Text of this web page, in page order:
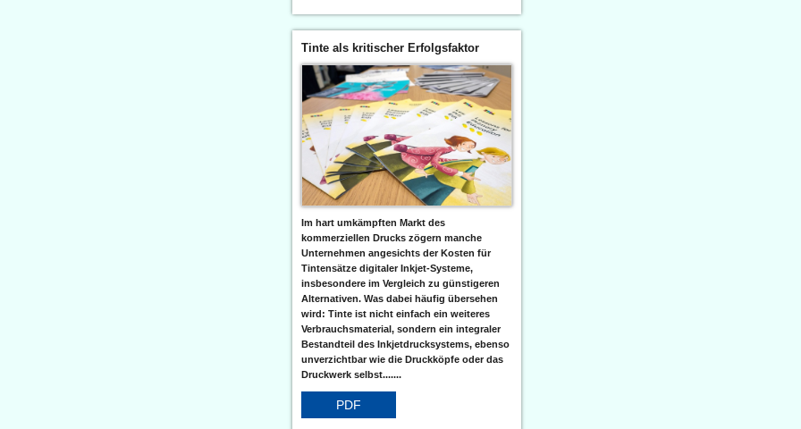
Tinte als kritischer Erfolgsfaktor
Im hart umkämpften Markt des
kommerziellen Drucks zögern manche
Unternehmen angesichts der Kosten für
Tintensätze digitaler Inkjet-Systeme,
insbesondere im Vergleich zu günstigeren
Alternativen. Was dabei häufig übersehen
wird: Tinte ist nicht einfach ein weiteres
Verbrauchsmaterial, sondern ein integraler
Bestandteil des Inkjetdrucksystems, ebenso
unverzichtbar wie die Druckköpfe oder das
Druckwerk selbst.......
PDF